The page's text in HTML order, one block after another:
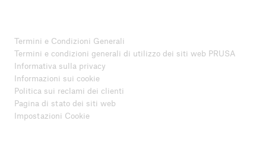
Termini e Condizioni Generali
Termini e condizioni generali di utilizzo dei siti web PRUSA
Informativa sulla privacy
Informazioni sui cookie
Politica sui reclami dei clienti
Pagina di stato dei siti web
Impostazioni Cookie